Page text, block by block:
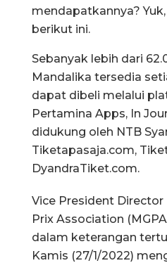
mendapatkannya?
berikut ini.
Sebanyak lebih dari
Mandalika tersedia
dapat dibeli melalui
Pertamina Apps, In
didukung oleh NTB
Tiketapasaja.com,
DyandraTiket.com.
Vice President Director
Prix Association
dalam keterangan
Kamis (27/1/2022)